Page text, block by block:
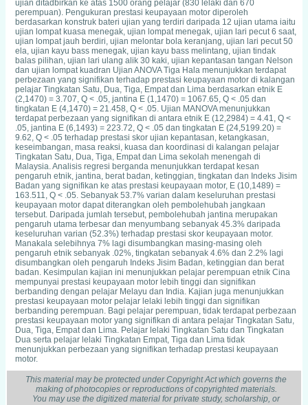
ujian ditadbirkan ke atas 1500 orang pelajar (830 lelaki dan 670
perempuan). Pengukuran prestasi keupayaan motor diperoleh
berdasarkan konstruk bateri ujian yang terdiri daripada 12 ujian utama iaitu
ujian lompat kuasa menegak, ujian lompat menegak, ujian lari pecut 6 saat,
ujian lompat jauh berdiri, ujian melontar bola keranjang, ujian lari pecut 50
ela, ujian kayu bass menegak, ujian kayu bass melintang, ujian tindak
balas pilihan, ujian lari ulang alik 30 kaki, ujian kepantasan tangan Nelson
dan ujian lompat kuadran Ujian ANOVA Tiga Hala menunjukkan terdapat
perbezaan yang signifikan terhadap prestasi keupayaan motor di kalangan
pelajar Tingkatan Satu, Dua, Tiga, Empat dan Lima berdasarkan etnik E
(2,1470) = 3.707, Q < .05, jantina E (1,1470) = 1067.65, Q < .05 dan
tingkatan E (4,1470) = 21.458, Q < .05. Ujian MANOVA menunjukkan
terdapat perbezaan yang signifikan di antara etnik E (12,2984) = 4.41, Q <
.05, jantina E (6,1493) = 223.72, Q < .05 dan tingkatan E (24,5199.20) =
9.62, Q < .05 terhadap prestasi skor ujian kepantasan, ketangkasan,
keseimbangan, masa reaksi, kuasa dan koordinasi di kalangan pelajar
Tingkatan Satu, Dua, Tiga, Empat dan Lima sekolah menengah di
Malaysia. Analisis regresi berganda menunjukkan terdapat kesan
pengaruh etnik, jantina, berat badan, ketinggian, tingkatan dan Indeks Jisim
Badan yang signifikan ke atas prestasi keupayaan motor, E (10,1489) =
163.511, Q < .05. Sebanyak 53.7% varian dalam keseluruhan prestasi
keupayaan motor dapat diterangkan oleh pembolehubah jangkaan
tersebut. Daripada jumlah tersebut, pembolehubah jantina merupakan
pengaruh utama terbesar dan menyumbang sebanyak 45.3% daripada
keseluruhan varian (52.3%) terhadap prestasi skor keupayaan motor.
Manakala selebihnya 7% lagi disumbangkan masing-masing oleh
pengaruh etnik sebanyak .02%, tingkatan sebanyak 4.6% dan 2.2% lagi
disumbangkan oleh pengaruh Indeks Jisim Badan, ketinggian dan berat
badan. Kesimpulan kajian ini menunjukkan pelajar perempuan etnik Cina
mempunyai prestasi keupayaan motor lebih tinggi dan signifikan
berbanding dengan pelajar Melayu dan India. Kajian juga menunjukkan
prestasi keupayaan motor pelajar lelaki lebih tinggi dan signifikan
berbanding perempuan. Bagi pelajar perempuan, tidak terdapat perbezaan
prestasi keupayaan motor yang signifikan di antara pelajar Tingkatan Satu,
Dua, Tiga, Empat dan Lima. Pelajar lelaki Tingkatan Satu dan Tingkatan
Dua serta pelajar lelaki Tingkatan Empat, Tiga dan Lima tidak
menunjukkan perbezaan yang signifikan terhadap prestasi keupayaan
motor.
This material may be protected under Copyright Act which governs the
making of photocopies or reproductions of copyrighted materials.
You may use the digitized material for private study, scholarship, or